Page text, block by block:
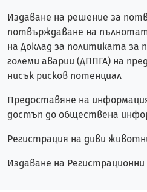
Издаване на решение за
потвърждаване на
на Доклад за политиката за
големи аварии (ДППГА) на
нисък рисков потенциал
Предоставяне на
достъп до обществена
Регистрация на диви
Издаване на